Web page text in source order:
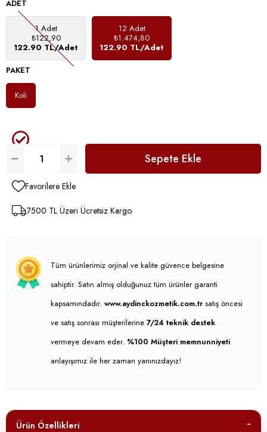
ADET
1 Adet
₺122,90
122.90 TL/Adet
12 Adet
₺1.474,80
122.90 TL/Adet
PAKET
Koli
Favorilere Ekle
7500 TL Üzeri Ücretsiz Kargo
Tüm ürünlerimiz orjinal ve kalite güvence belgesine
sahiptir. Satın almış olduğunuz tüm ürünler garanti
kapsamındadır. www.aydinckozmetik.com.tr satış öncesi
ve satış sonrası müşterilerine 7/24 teknik destek
vermeye devam eder. %100 Müşteri memnunniyeti
anlayışımız ile her zaman yanınızdayız!
Ürün Özellikleri